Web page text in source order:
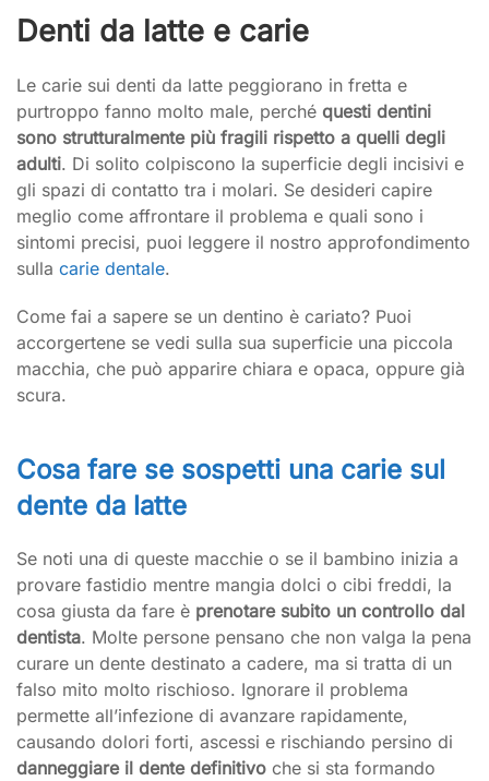
Denti da latte e carie
Le carie sui denti da latte peggiorano in fretta e
purtroppo fanno molto male, perché questi dentini
sono strutturalmente più fragili rispetto a quelli degli
adulti. Di solito colpiscono la superficie degli incisivi e
gli spazi di contatto tra i molari. Se desideri capire
meglio come affrontare il problema e quali sono i
sintomi precisi, puoi leggere il nostro approfondimento
sulla carie dentale.
Come fai a sapere se un dentino è cariato? Puoi
accorgertene se vedi sulla sua superficie una piccola
macchia, che può apparire chiara e opaca, oppure già
scura.
Cosa fare se sospetti una carie sul
dente da latte
Se noti una di queste macchie o se il bambino inizia a
provare fastidio mentre mangia dolci o cibi freddi, la
cosa giusta da fare è prenotare subito un controllo dal
dentista. Molte persone pensano che non valga la pena
curare un dente destinato a cadere, ma si tratta di un
falso mito molto rischioso. Ignorare il problema
permette all’infezione di avanzare rapidamente,
causando dolori forti, ascessi e rischiando persino di
danneggiare il dente definitivo che si sta formando